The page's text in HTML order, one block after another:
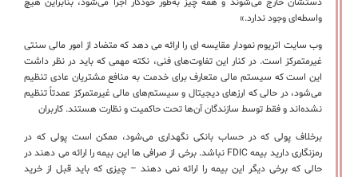
واسطه‌ای وجود ندارد.»
وب سایت اتریوم نمودار مقایسه ای را ارائه می دهد که متضاد از امور مالی سنتی
غیرمتمرکز است. در کنار این تفاوت‌های فنی، نکته مهمی که باید در نظر داشت
این است که سیستم مالی متعارف برای خدمت به منافع مشتریان عادی تنظیم
می‌شود، در حالی که ارزهای دیجیتال و سیستم‌های مالی غیرمتمرکز عمدتاً تنظیم
نشده‌اند و فقط توسط سازندگان آن‌ها تحت حاکمیت و نظارت هستند. کاربران
برخلاف پولی که در حساب بانکی نگهداری می‌شود، ممکن است پولی که در
رمزنگاری دارید بیمه FDIC نباشد. برخی از صرافی ها این بیمه را ارائه می دهند در
حالی که برخی دیگر این بیمه را ارائه نمی دهند – چیزی که باید قبل از خرید